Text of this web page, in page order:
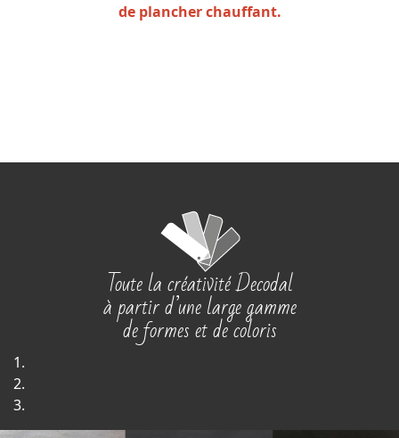
de plancher chauffant.
Toute la créativité Decodal
à partir d’une large gamme
de formes et de coloris